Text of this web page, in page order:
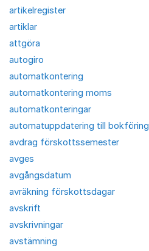
artikelregister
artiklar
attgöra
autogiro
automatkontering
automatkontering moms
automatkonteringar
automatuppdatering till bokföring
avdrag förskottssemester
avges
avgångsdatum
avräkning förskottsdagar
avskrift
avskrivningar
avstämning